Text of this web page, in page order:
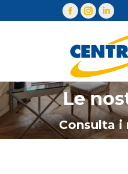
Le
Consulta i
You